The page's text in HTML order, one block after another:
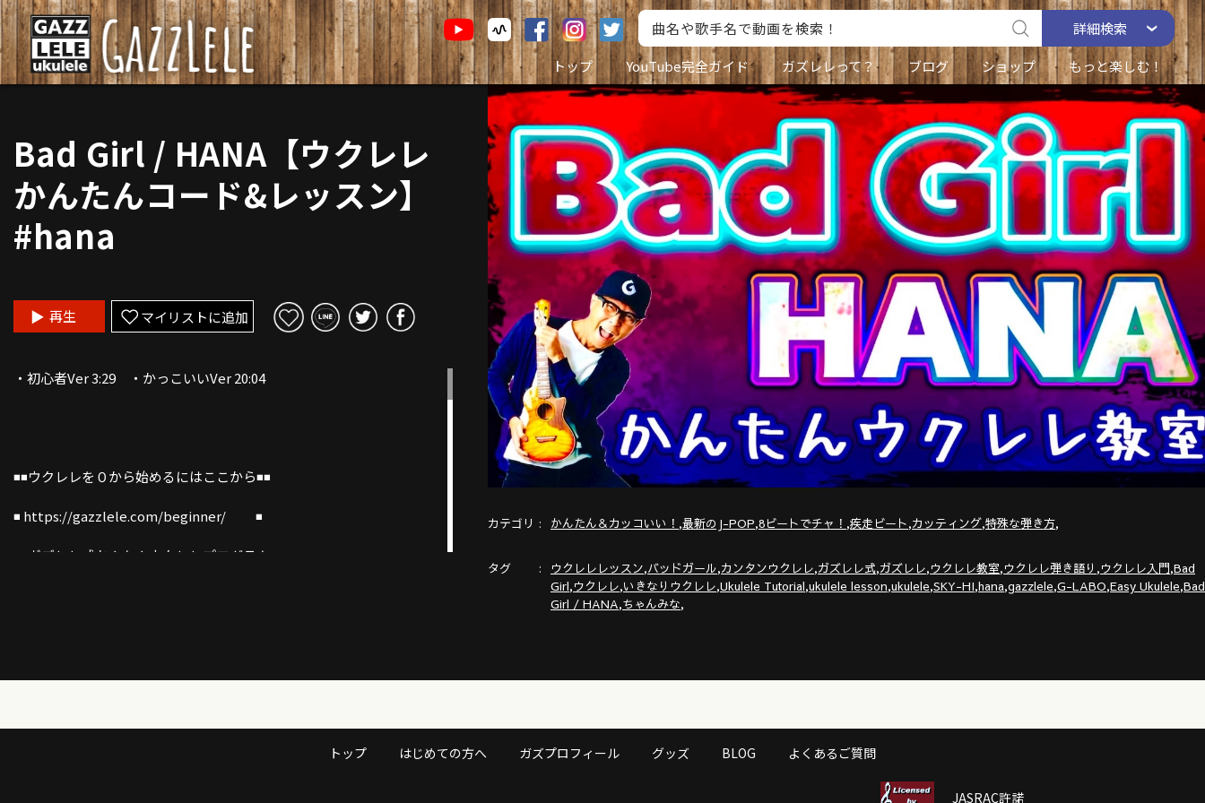
詳細検索
トップ
YouTube完全ガイド ガズレレって？ ブログ ショップ もっと楽しむ！
カテゴリ かんたん＆カッコいい！ ,最新のJ-POP,8ビートでチャ！ ,疾走ビート,カッティング,特殊な弾き方,
タグ ウクレレレッスン,バッドガール,カンタンウクレレ,ガズレレ式,ガズレレ,ウクレレ教室,ウクレレ弾き語り ,ウクレレ入門,Bad
Girl,ウクレレ,いきなりウクレレ,Ukulele Tutorial,ukulele lesson,ukulele,SKY-HI,hana,gazzlele,G-LABO,Easy Ukulele,Bad
Girl / HANA,ちゃんみな,
Bad Girl / HANA【ウクレレ
かんたんコード&レッスン】
#hana
再生 マイリストに追加
・初心者Ver 3:29 ・かっこいいVer 20:04
◾️◾️ウクレレを０から始めるにはここから◾️◾️
◾️ https://gazzlele.com/beginner/ ◾️
◾️◾️ガズレレ式かんたんウクレレプログラム◾️◾️
ガズレレオリジナルストラップ・水引・Tシャツ・トートなどはココ
トップ はじめての方へ ガズプロフィール グッズ BLOG よくあるご質問
JASRAC許諾